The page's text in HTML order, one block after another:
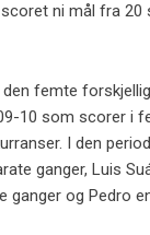
ni mål fra 20
femte
10 som scorer i
I den
ganger, Luis
ganger og Pedro